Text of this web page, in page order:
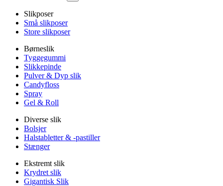
Slikposer
Små slikposer
Store slikposer
Børneslik
Tyggegummi
Slikkepinde
Pulver & Dyp slik
Candyfloss
Spray
Gel & Roll
Diverse slik
Bolsjer
Halstabletter & -pastiller
Stænger
Ekstremt slik
Krydret slik
Gigantisk Slik